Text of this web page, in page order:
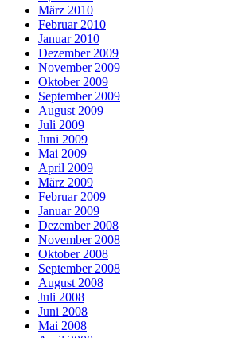
März 2010
Februar 2010
Januar 2010
Dezember 2009
November 2009
Oktober 2009
September 2009
August 2009
Juli 2009
Juni 2009
Mai 2009
April 2009
März 2009
Februar 2009
Januar 2009
Dezember 2008
November 2008
Oktober 2008
September 2008
August 2008
Juli 2008
Juni 2008
Mai 2008